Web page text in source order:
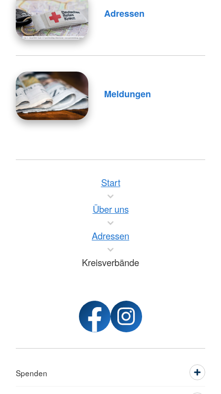
Adressen
Meldungen
Start
Über uns
Adressen
Kreisverbände
Spenden